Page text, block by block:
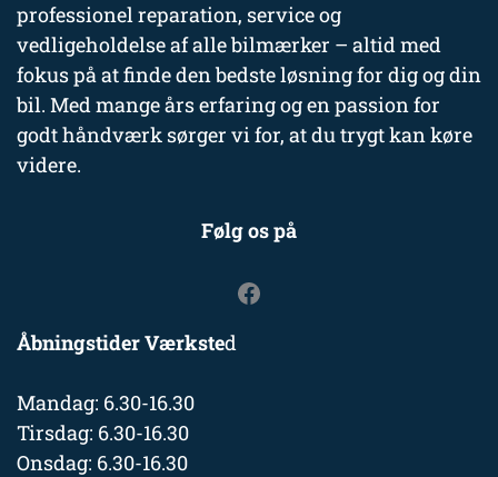
professionel reparation, service og
vedligeholdelse af alle bilmærker – altid med
fokus på at finde den bedste løsning for dig og din
bil. Med mange års erfaring og en passion for
godt håndværk sørger vi for, at du trygt kan køre
videre.
Følg os på
Åbningstider Værksted
Mandag: 6.30-16.30
Tirsdag: 6.30-16.30
Onsdag: 6.30-16.30